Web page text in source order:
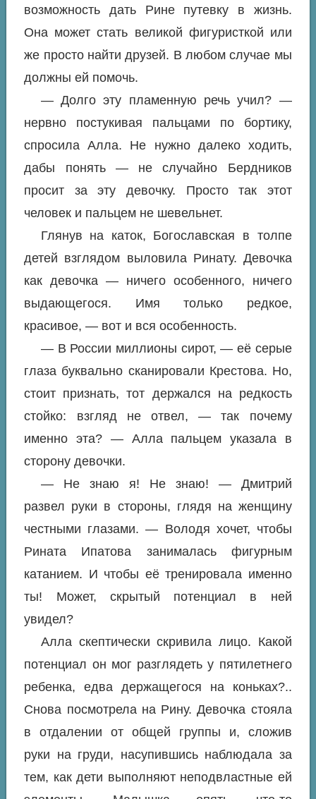
возможность дать Рине путевку в жизнь.
Она может стать великой фигуристкой или
же просто найти друзей. В любом случае мы
должны ей помочь.
— Долго эту пламенную речь учил? —
нервно постукивая пальцами по бортику,
спросила Алла. Не нужно далеко ходить,
дабы понять — не случайно Бердников
просит за эту девочку. Просто так этот
человек и пальцем не шевельнет.
Глянув на каток, Богославская в толпе
детей взглядом выловила Ринату. Девочка
как девочка — ничего особенного, ничего
выдающегося. Имя только редкое,
красивое, — вот и вся особенность.
— В России миллионы сирот, — её серые
глаза буквально сканировали Крестова. Но,
стоит признать, тот держался на редкость
стойко: взгляд не отвел, — так почему
именно эта? — Алла пальцем указала в
сторону девочки.
— Не знаю я! Не знаю! — Дмитрий
развел руки в стороны, глядя на женщину
честными глазами. — Володя хочет, чтобы
Рината Ипатова занималась фигурным
катанием. И чтобы её тренировала именно
ты! Может, скрытый потенциал в ней
увидел?
Алла скептически скривила лицо. Какой
потенциал он мог разглядеть у пятилетнего
ребенка, едва держащегося на коньках?..
Снова посмотрела на Рину. Девочка стояла
в отдалении от общей группы и, сложив
руки на груди, насупившись наблюдала за
тем, как дети выполняют неподвластные ей